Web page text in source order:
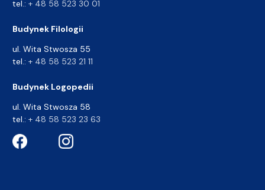
tel.: + 48 58 523 30 01
Budynek Filologii
ul. Wita Stwosza 55
tel.: + 48 58 523 21 11
Budynek Logopedii
ul. Wita Stwosza 58
tel.: + 48 58 523 23 63